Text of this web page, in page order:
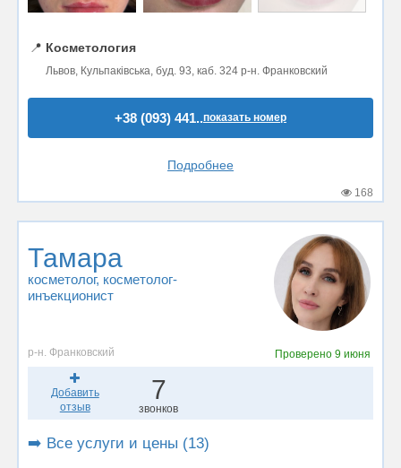
📍 Косметология
Львов, Кульпаківська, буд. 93, каб. 324 р-н. Франковский
+38 (093) 441..показать номер
Подробнее
168
Тамара
косметолог, косметолог-
инъекционист
р-н. Франковский Проверено 9 июня
Добавить
отзыв
7
звонков
➡️ Все услуги и цены (13)